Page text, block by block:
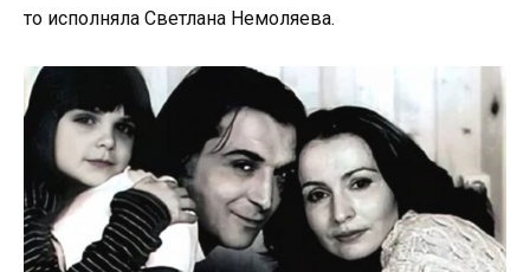
то исполняла Светлана Немоляева.